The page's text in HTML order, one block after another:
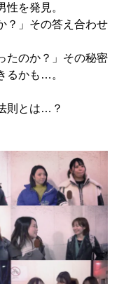
を発見。
？」その答え合わせ
たのか？」その秘密
るかも…。
則とは…？